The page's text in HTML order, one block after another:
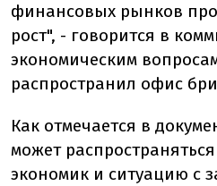
финансовых рынков
рост", - говорится в
экономическим
распространил офис
Как отмечается в
может
экономик и ситуацию с